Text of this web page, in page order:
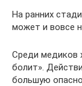
На ранних
может и вовсе
Среди медиков
болит».
большую